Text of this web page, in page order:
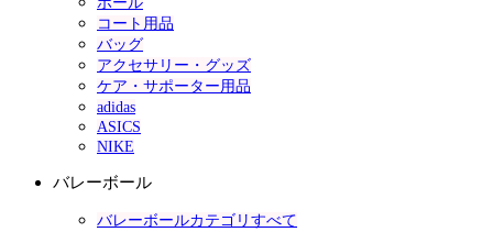
コート用品
バッグ
アクセサリー・グッズ
ケア・サポーター用品
adidas
ASICS
NIKE
バレーボール
バレーボールカテゴリすべて